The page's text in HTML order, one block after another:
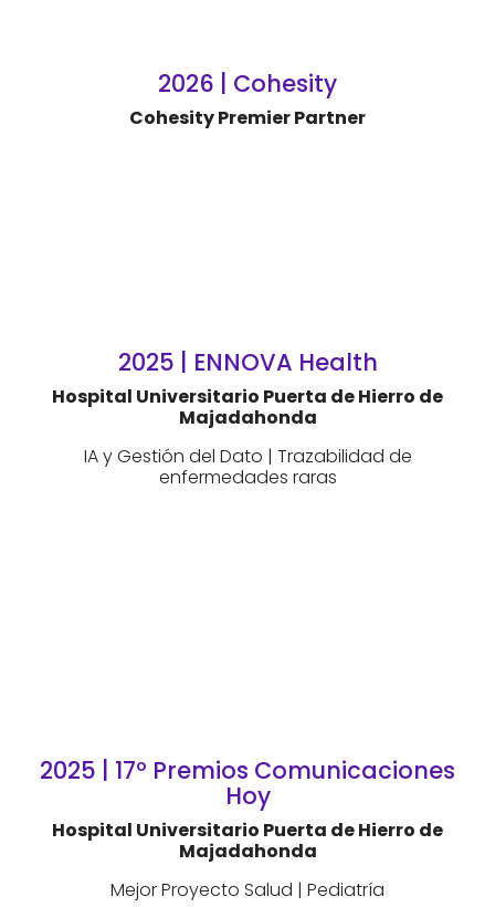
2026 | Cohesity
Cohesity Premier Partner
2025 | ENNOVA Health
Hospital Universitario Puerta de Hierro de
Majadahonda
IA y Gestión del Dato | Trazabilidad de
enfermedades raras
2025 | 17º Premios Comunicaciones
Hoy
Hospital Universitario Puerta de Hierro de
Majadahonda
Mejor Proyecto Salud | Pediatría